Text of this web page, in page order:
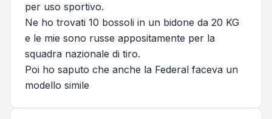
per uso sportivo.
Ne ho trovati 10 bossoli in un bidone da 20 KG
e le mie sono russe appositamente per la
squadra nazionale di tiro.
Poi ho saputo che anche la Federal faceva un
modello simile